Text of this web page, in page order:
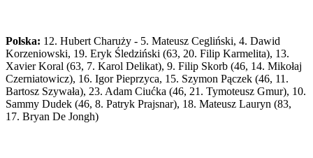
Polska: 12. Hubert Charuży - 5. Mateusz Cegliński, 4. Dawid
Korzeniowski, 19. Eryk Śledziński (63, 20. Filip Karmelita), 13.
Xavier Koral (63, 7. Karol Delikat), 9. Filip Skorb (46, 14. Mikołaj
Czerniatowicz), 16. Igor Pieprzyca, 15. Szymon Pączek (46, 11.
Bartosz Szywała), 23. Adam Ciućka (46, 21. Tymoteusz Gmur), 10.
Sammy Dudek (46, 8. Patryk Prajsnar), 18. Mateusz Lauryn (83,
17. Bryan De Jongh)